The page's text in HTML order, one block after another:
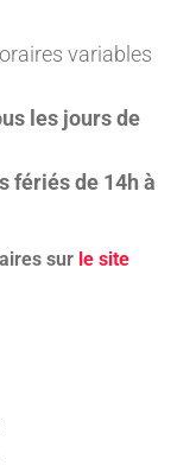
variables
les jours de
fériés de 14h à
sur le site